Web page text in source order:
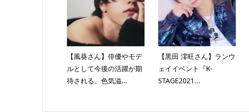
【風葵さん】俳優やモデ
ルとして今後の活躍が期
待される、色気溢...
【黒田 澪旺さん】ランウ
ェイイベント『K-
STAGE2021...